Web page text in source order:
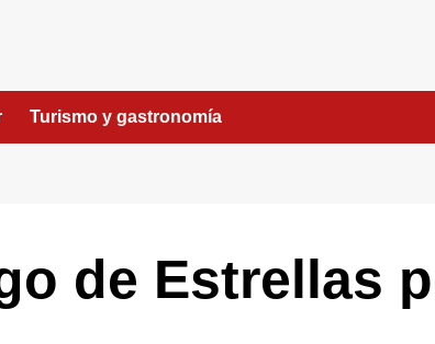
Turismo y gastronomía
de Estrellas